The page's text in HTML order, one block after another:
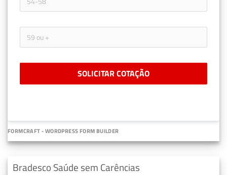
SOLICITAR COTAÇÃO
FORMCRAFT - WORDPRESS FORM BUILDER
Bradesco Saúde sem Carências